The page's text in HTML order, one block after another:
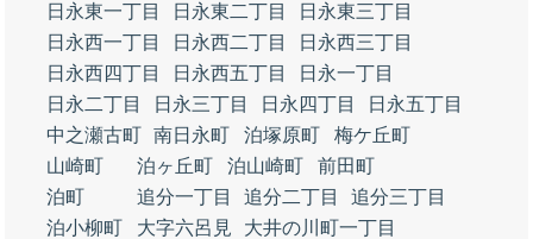
日永東一丁目
日永東二丁目
日永東三丁目
日永西一丁目
日永西二丁目
日永西三丁目
日永西四丁目
日永西五丁目
日永一丁目
日永二丁目
日永三丁目 日永四丁目
日永五丁目
中之瀬古町 南日永町 泊塚原町
梅ケ丘町
山崎町
泊ヶ丘町 泊山崎町
前田町
泊町
追分一丁目 追分二丁目
追分三丁目
泊小柳町
大字六呂見
大井の川町一丁目